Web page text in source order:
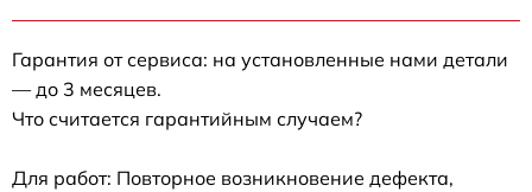
Гарантия от сервиса: на установленные нами детали
— до 3 месяцев.
Что считается гарантийным случаем?
Для работ: Повторное возникновение дефекта,